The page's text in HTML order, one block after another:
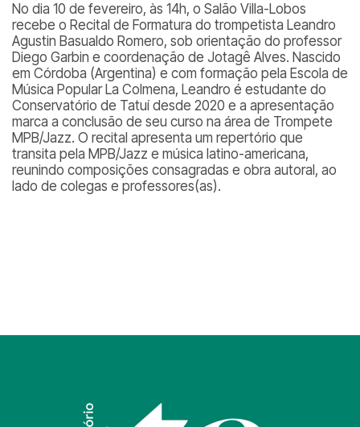
No dia 10 de fevereiro, às 14h, o Salão Villa-Lobos
recebe o Recital de Formatura do trompetista Leandro
Agustin Basualdo Romero, sob orientação do professor
Diego Garbin e coordenação de Jotagê Alves. Nascido
em Córdoba (Argentina) e com formação pela Escola de
Música Popular La Colmena, Leandro é estudante do
Conservatório de Tatuí desde 2020 e a apresentação
marca a conclusão de seu curso na área de Trompete
MPB/Jazz. O recital apresenta um repertório que
transita pela MPB/Jazz e música latino-americana,
reunindo composições consagradas e obra autoral, ao
lado de colegas e professores(as).